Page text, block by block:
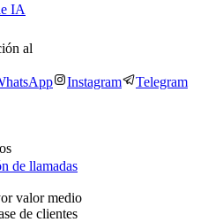
IA
al
Instagram Telegram
de llamadas
valor medio
de clientes